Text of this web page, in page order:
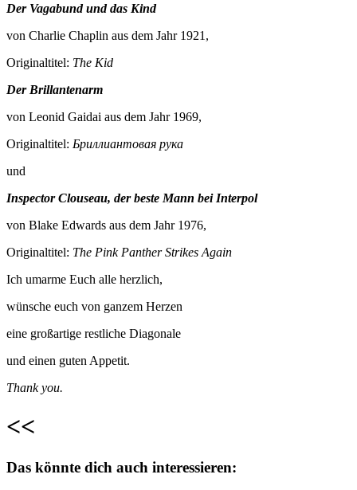
Der Vagabund und das Kind
von Charlie Chaplin aus dem Jahr 1921,
Originaltitel: The Kid
Der Brillantenarm
von Leonid Gaidai aus dem Jahr 1969,
Originaltitel: Бриллиантовая рука
und
Inspector Clouseau, der beste Mann bei Interpol
von Blake Edwards aus dem Jahr 1976,
Originaltitel: The Pink Panther Strikes Again
Ich umarme Euch alle herzlich,
wünsche euch von ganzem Herzen
eine großartige restliche Diagonale
und einen guten Appetit.
Thank you.
<<
Das könnte dich auch interessieren: